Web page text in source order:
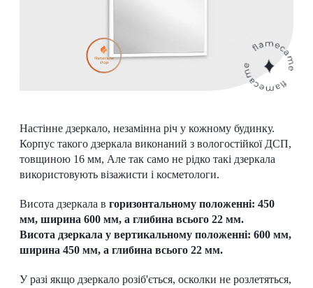
Настінне дзеркало, незамінна річ у кожному будинку.
Корпус такого дзеркала виконаний з вологостійкої ДСП,
товщиною 16 мм, Але так само не рідко такі дзеркала
використовують візажисти і косметологи.
Висота дзеркала в горизонтальному положенні: 450
мм, ширина 600 мм, а глибина всього 22 мм.
Висота дзеркала у вертикальному положенні: 600 мм,
ширина 450 мм, а глибина всього 22 мм.
У разі якщо дзеркало розіб'ється, осколки не розлетяться,